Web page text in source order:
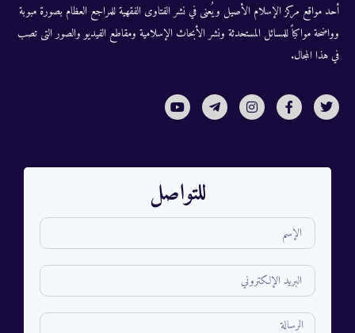
أحد مواقع مركز الإسلام الأصيل ويُعنى في نشر الفتاوى الفقهية للمراجع العظام بصورة مبوبة
وواضحة مواكباً للمسائل المستحدثة ونشر الأبحاث الإسلامية ومقاطع الفيديو والصور التى تصب
في هذا المجال.
للتواصل